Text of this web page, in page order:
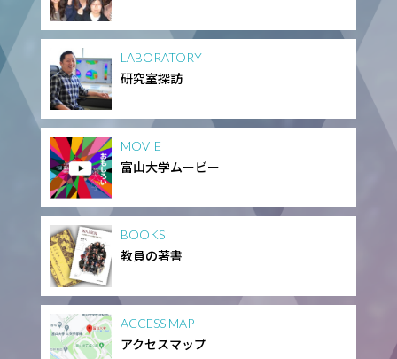
LABORATORY
研究室探訪
MOVIE
富山大学ムービー
BOOKS
教員の著書
ACCESS MAP
アクセスマップ